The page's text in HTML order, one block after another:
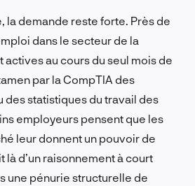
la demande reste forte. Près de
dans le secteur de la
au cours du seul mois de
par la CompTIA des
des statistiques du travail des
employeurs pensent que les
leur donnent un pouvoir de
là d’un raisonnement à court
une pénurie structurelle de